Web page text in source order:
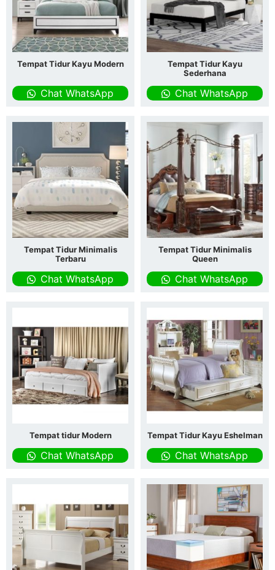
Tempat Tidur Kayu Modern
Chat WhatsApp
Tempat Tidur Kayu
Sederhana
Chat WhatsApp
Tempat Tidur Minimalis
Terbaru
Chat WhatsApp
Tempat Tidur Minimalis
Queen
Chat WhatsApp
Tempat tidur Modern
Chat WhatsApp
Tempat Tidur Kayu Eshelman
Chat WhatsApp